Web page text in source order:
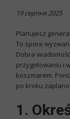
19 серпня 2025
Planujesz
To spore
Dobra
przygotowaniu i
koszmarem.
po kroku
1.